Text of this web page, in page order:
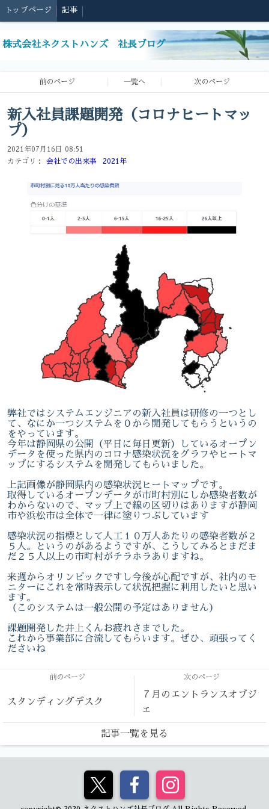
トップページ 記事
株式会社ネクストハンズ 社長ブログ
前のページ 一覧へ 次のページ
新入社員課題開発（コロナヒートマッ
プ）
2021年07月16日 08:51
カテゴリ：
会社での出来事 2021年
弊社ではシステムエンジニアの新入社員は研修の一つとし
て、なにか一つシステムを０から開発してもらうというの
をやっています。
今年は静岡県の公開（平日に毎日更新）しているオープン
データを使った県内のコロナ感染状況をグラフやヒートマ
ップにするシステムを開発してもらいました。
上記画像が静岡県内の感染状況ヒートマップです。
取得しているオープンデータが市町村別にしか感染者数が
わからないので、マップ上で線の区切りはありますが静岡
市や浜松市は全体で一律に塗りつぶしています
感染状況の指標として人工１０万人あたりの感染者数が２
５人。というのがあるようですが、こうしてみるとまだま
だ２５人以上の市町村がチラホラありますね。
来週からオリンピックですし今後が心配ですが、社内のモ
ニターにこれを常時表示して状況把握に利用したいと思い
ます。
（このシステムは一般公開の予定はありません）
課題開発した井上くんお疲れさまでした。
これから事業部に合流してもらいます。ぜひ、頑張ってく
ださいね
前のページ
スタンディングデスク
次のページ
７月のエントランスオブジ
ェ
記事一覧を見る